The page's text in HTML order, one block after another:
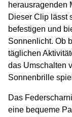
herausragenden
Dieser Clip lässt
befestigen und
Sonnenlicht. Ob
täglichen
das Umschalten
Sonnenbrille
Das
eine bequeme